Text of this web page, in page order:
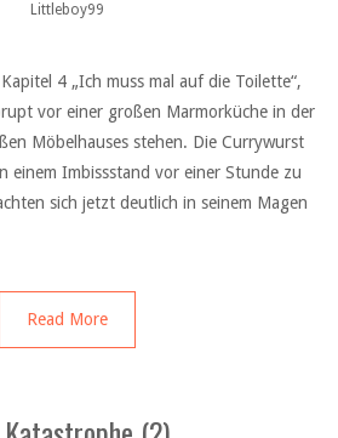
Littleboy99
4 „Ich muss mal auf die Toilette“,
vor einer großen Marmorküche in der
Möbelhauses stehen. Die Currywurst
einem Imbissstand vor einer Stunde zu
sich jetzt deutlich in seinem Magen
Read More